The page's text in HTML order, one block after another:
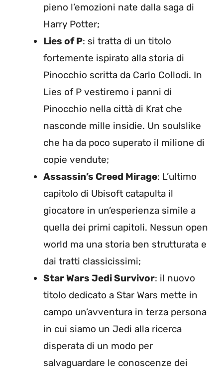
pieno l’emozioni nate dalla saga di
Harry Potter;
Lies of P: si tratta di un titolo
fortemente ispirato alla storia di
Pinocchio scritta da Carlo Collodi. In
Lies of P vestiremo i panni di
Pinocchio nella città di Krat che
nasconde mille insidie. Un soulslike
che ha da poco superato il milione di
copie vendute;
Assassin’s Creed Mirage: L’ultimo
capitolo di Ubisoft catapulta il
giocatore in un’esperienza simile a
quella dei primi capitoli. Nessun open
world ma una storia ben strutturata e
dai tratti classicissimi;
Star Wars Jedi Survivor: il nuovo
titolo dedicato a Star Wars mette in
campo un’avventura in terza persona
in cui siamo un Jedi alla ricerca
disperata di un modo per
salvaguardare le conoscenze dei